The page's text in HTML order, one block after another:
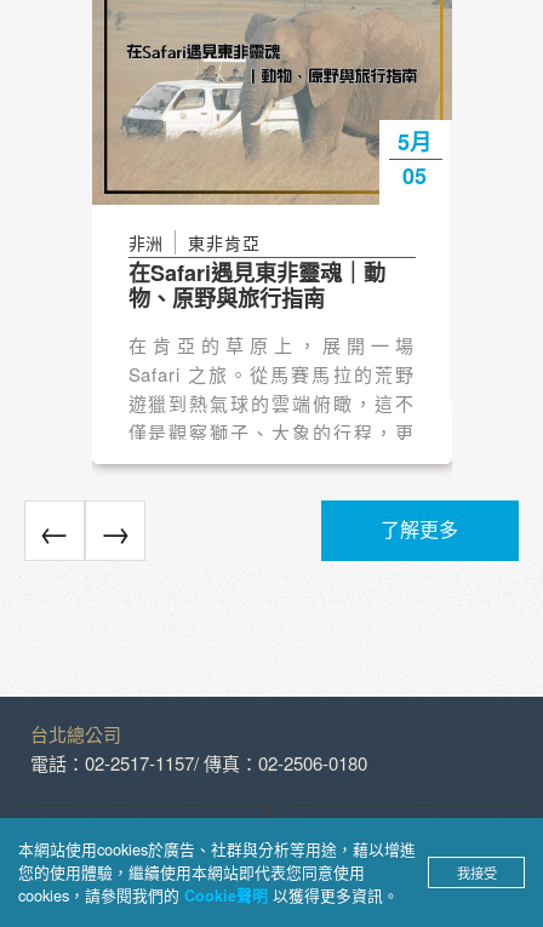
在Safari遇見東非靈魂｜動
物、原野與旅行指南
5月
05
非洲 東非肯亞
在肯亞的草原上，展開一場
Safari 之旅。從馬賽馬拉的荒野
遊獵到熱氣球的雲端俯瞰，這不
僅是觀察獅子、大象的行程，更
是一場關於生命的領悟。
← → 了解更多
台北總公司
電話：02-2517-1157/ 傳真：02-2506-0180
新竹分公司
電話：03-523-4177
台中分公司
電話：04-2310-0558
本網站使用cookies於廣告、社群與分析等用途，藉以增進
您的使用體驗，繼續使用本網站即代表您同意使用
cookies，請參閱我們的 Cookie聲明 以獲得更多資訊。
我接受